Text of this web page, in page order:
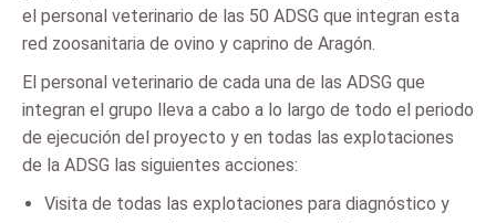
el personal veterinario de las 50 ADSG que integran esta
red zoosanitaria de ovino y caprino de Aragón.
El personal veterinario de cada una de las ADSG que
integran el grupo lleva a cabo a lo largo de todo el periodo
de ejecución del proyecto y en todas las explotaciones
de la ADSG las siguientes acciones:
Visita de todas las explotaciones para diagnóstico y